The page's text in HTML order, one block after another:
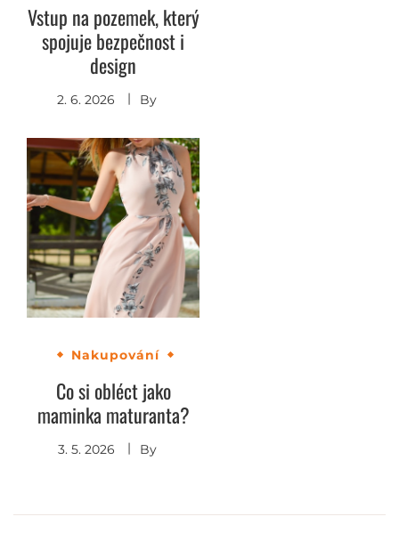
Vstup na pozemek, který
spojuje bezpečnost i
design
2. 6. 2026 By
Nakupování
Co si obléct jako
maminka maturanta?
3. 5. 2026 By